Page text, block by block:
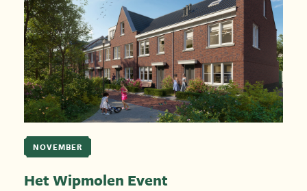
NOVEMBER
Het Wipmolen Event